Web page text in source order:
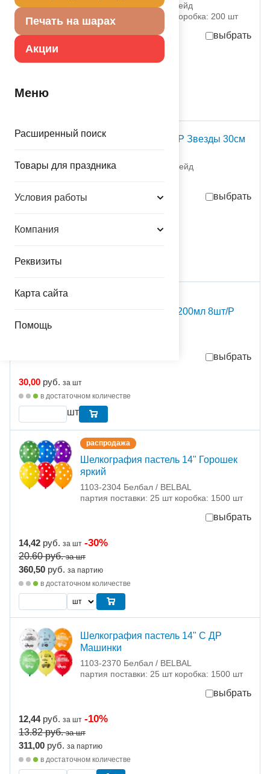
Печать на шарах
Акции
Меню
Расширенный поиск
Товары для праздника
Условия работы
Компания
Реквизиты
Карта сайта
Помощь
1111-1111 Европа Уно Трейд
партия поставки: 10 шт коробка: 200 шт
выбрать
112,00руб.за шт
Набор шаров рис С ДР Звезды 30см
1111-1113 Европа Уно Трейд
выбрать
2 870,00руб.
Стакан пласт Тролли 200мл 8шт/P
выбрать
30,00 руб. за шт
в достаточном количестве
шт
распродажа
Шелкография пастель 14" Горошек
яркий
1103-2304 Белбал / BELBAL
партия поставки: 25 шт коробка: 1500 шт
выбрать
14,42 руб. за шт -30%
20.60руб. за шт
360,50 руб. за партию
в достаточном количестве
Шелкография пастель 14" С ДР
Машинки
1103-2370 Белбал / BELBAL
партия поставки: 25 шт коробка: 1500 шт
выбрать
12,44 руб. за шт -10%
13.82руб. за шт
311,00 руб. за партию
в достаточном количестве